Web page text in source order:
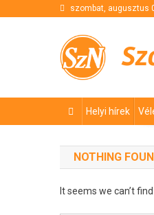
szombat, augusztus
Helyi hírek
NOTHING
It seems we can’t